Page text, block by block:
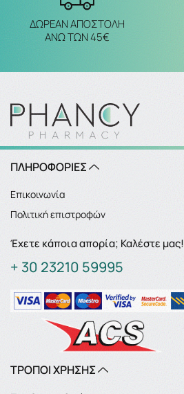
ΔΩΡΕΑΝ ΑΠΟΣΤΟΛΗ
ΑΝΩ ΤΩΝ 45€
ΠΛΗΡΟΦΟΡΙΕΣ
Επικοινωνία
Πολιτική επιστροφών
Έχετε κάποια απορία; Καλέστε μας!
+ 30 23210 59995
ΤΡΟΠΟΙ ΧΡΗΣΗΣ